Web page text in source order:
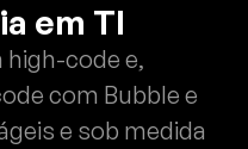
em TI
high-code e,
com Bubble e
e sob medida